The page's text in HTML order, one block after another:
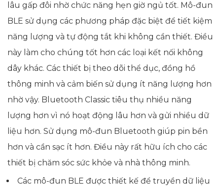
lâu gấp đôi nhờ chức năng hẹn giờ ngủ tốt. Mô-đun
BLE sử dụng các phương pháp đặc biệt để tiết kiệm
năng lượng và tự động tắt khi không cần thiết. Điều
này làm cho chúng tốt hơn các loại kết nối không
dây khác. Các thiết bị theo dõi thể dục, đồng hồ
thông minh và cảm biến sử dụng ít năng lượng hơn
nhờ vậy. Bluetooth Classic tiêu thụ nhiều năng
lượng hơn vì nó hoạt động lâu hơn và gửi nhiều dữ
liệu hơn. Sử dụng mô-đun Bluetooth giúp pin bền
hơn và cần sạc ít hơn. Điều này rất hữu ích cho các
thiết bị chăm sóc sức khỏe và nhà thông minh.
Các mô-đun BLE được thiết kế để truyền dữ liệu